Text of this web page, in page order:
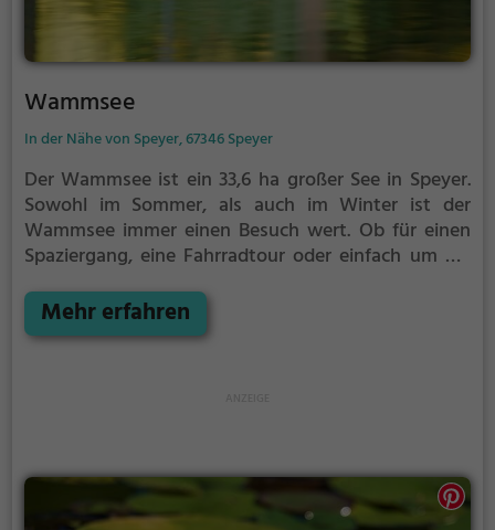
Wammsee
In der Nähe von Speyer, 67346 Speyer
Der Wammsee ist ein 33,6 ha großer See in Speyer.
Sowohl im Sommer, als auch im Winter ist der
Wammsee immer einen Besuch wert. Ob für einen
Spaziergang, eine Fahrradtour oder einfach um die
Möglichkeiten für Freizeitaktivitäten.
Mehr erfahren